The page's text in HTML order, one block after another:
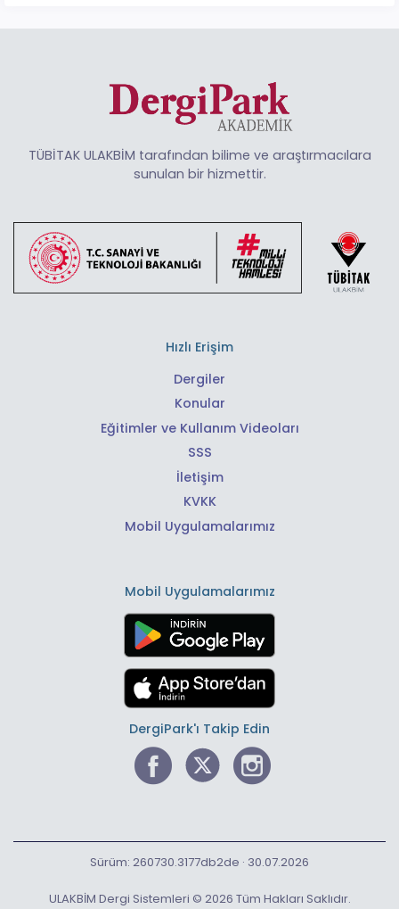
TÜBİTAK ULAKBİM tarafından bilime ve araştırmacılara
sunulan bir hizmettir.
Hızlı Erişim
Dergiler
Konular
Eğitimler ve Kullanım Videoları
SSS
İletişim
KVKK
Mobil Uygulamalarımız
Mobil Uygulamalarımız
DergiPark'ı Takip Edin
ULAKBİM Dergi Sistemleri © 2026 Tüm Hakları Saklıdır.
Sürüm: 260730.3177db2de · 30.07.2026